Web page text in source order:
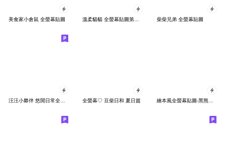
美食家小倉鼠 全螢幕貼圖 溫柔貓貓 全螢幕貼圖第五彈 喵的夏天 柴柴兄弟 全螢幕貼圖
全螢幕♡ 豆柴日和 夏日篇